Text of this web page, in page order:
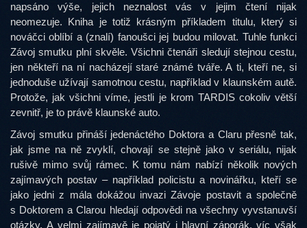
napsáno výše, jejich neznalost vás v jejim čtení nijak
neomezuje. Kniha je totiž krásným příkladem titulu, který si
nováčci oblíbí a (znalí) fanoušci jej budou milovat. Tuhle funkci
Závoj smutku plní skvěle. Všichni čtenáři sledují stejnou cestu,
jen někteří na ní nacházejí staré známé tváře. A ti, kteří ne, si
jednoduše užívají samotnou cestu, například v klaunském autě.
Protože, jak všichni víme, jestli je krom TARDIS cokoliv větší
zevnitř, je to právě klaunské auto.
Závoj smutku přináší jedenáctého Doktora a Claru přesně tak,
jak jsme na ně zvyklí, chovají se stejně jako v seriálu, nijak
rušivě mimo svůj rámec. K tomu nám nabízí několik nových
zajímavých postav – například policistu a novinářku, kteří se
jako jedni z mála dokážou invazi Závoje postavit a společně
s Doktorem a Clarou hledají odpovědi na všechny vyvstanuvší
otázky. A velmi zajímavě je pojatý i hlavní záporák, víc však